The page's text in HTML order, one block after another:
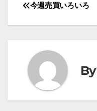
投
稿
ナ
ビ
ゲ
今週売買いろいろ
By